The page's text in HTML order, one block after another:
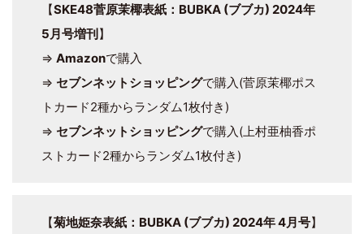
【SKE48菅原茉椰表紙：BUBKA (ブブカ) 2024年
5月号増刊】
⇒ Amazonで購入
⇒ セブンネットショッピングで購入(菅原茉椰ポス
トカード2種からランダム1枚付き)
⇒ セブンネットショッピングで購入(上村亜柚香ポ
ストカード2種からランダム1枚付き)
【菊地姫奈表紙：BUBKA (ブブカ) 2024年 4月号】